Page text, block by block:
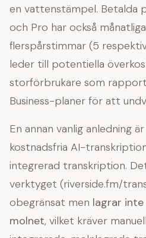
en vattenstämpel. Betalda
och Pro har också
flerspårstimmar (5
leder till potentiella
storförbrukare som
Business-planer för att
En annan vanlig anledning
kostnadsfria AI-
integrerad transkription.
verktyget (riverside.fm/
obegränsat men lagrar
molnet, vilket kräver